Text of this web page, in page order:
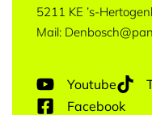
5211 KE ’s-
Mail:
Youtube
Facebook